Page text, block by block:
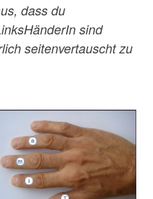
dass du
sind
seitenvertauscht zu